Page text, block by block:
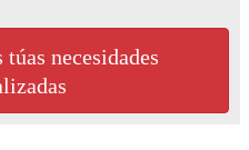
túas necesidades